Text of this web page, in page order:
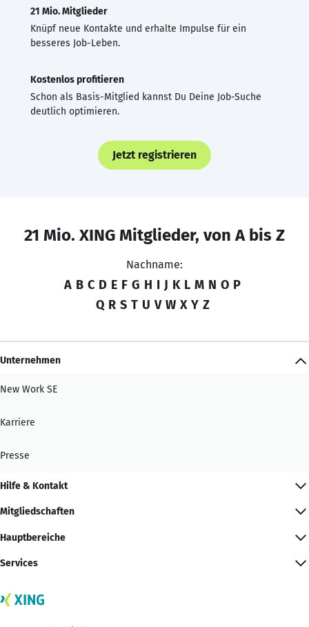
21 Mio. Mitglieder
Knüpf neue Kontakte und erhalte Impulse für ein
besseres Job-Leben.
Kostenlos profitieren
Schon als Basis-Mitglied kannst Du Deine Job-Suche
deutlich optimieren.
Jetzt registrieren
21 Mio. XING Mitglieder, von A bis Z
Nachname:
A B C D E F G H I J K L M N O P
Q R S T U V W X Y Z
Unternehmen
New Work SE
Karriere
Presse
Hilfe & Kontakt
Mitgliedschaften
Hauptbereiche
Services